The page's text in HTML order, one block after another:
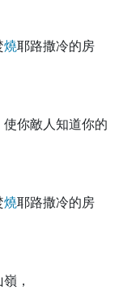
燒耶路撒冷的房
使你敵人知道你的
燒耶路撒冷的房
，